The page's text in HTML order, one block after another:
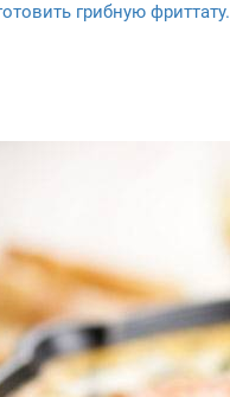
грибную фриттату.